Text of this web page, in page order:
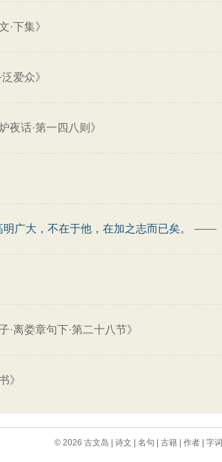
·下集》
泛爱众》
夜话·第一四八则》
广大，不在于他，在加之志而已矣。 ——
子·离娄章句下·第二十八节》
》
© 2026 古文岛 诗文 名句 古籍| 作者| 字词